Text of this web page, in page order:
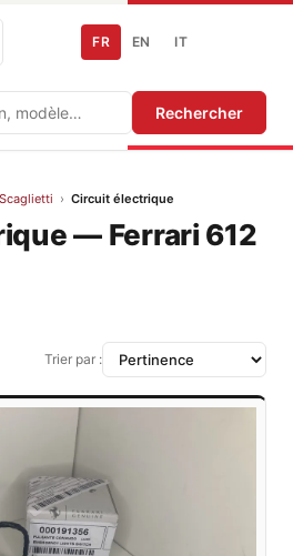
Rechercher
FR EN IT
› Circuit électrique
— Ferrari 612
Trier par :